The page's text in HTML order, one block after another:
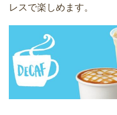
レスで楽しめます。